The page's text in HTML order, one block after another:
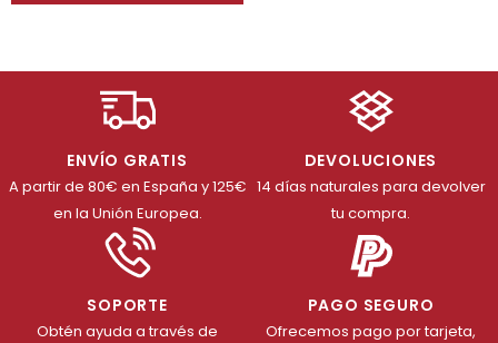
ENVÍO GRATIS
A partir de 80€ en España y 125€
en la Unión Europea.
DEVOLUCIONES
14 días naturales para devolver
tu compra.
SOPORTE
Obtén ayuda a través de
PAGO SEGURO
Ofrecemos pago por tarjeta,